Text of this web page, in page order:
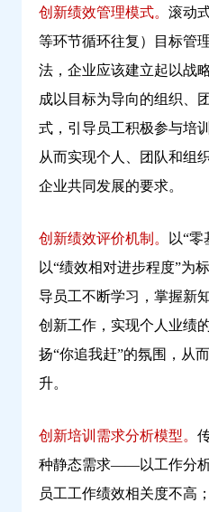
创新绩效管理模式。 滚动
等环节循环往复）目标管
法，企业应该建立起以战
成以目标为导向的组织、
式，引导员工积极参与培
从而实现个人、团队和组
企业共同发展的要求。
创新绩效评价机制。
以“
以“绩效相对进步程度”为
导员工不断学习，掌握新
创新工作，实现个人业绩
扬“你追我赶”的氛围，从
升。
创新培训需求分析模型。
种静态需求——以工作分
员工工作绩效相关度不高